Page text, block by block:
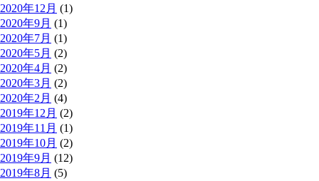
2020年12月 (1)
2020年9月 (1)
2020年7月 (1)
2020年5月 (2)
2020年4月 (2)
2020年3月 (2)
2020年2月 (4)
2019年12月 (2)
2019年11月 (1)
2019年10月 (2)
2019年9月 (12)
2019年8月 (5)